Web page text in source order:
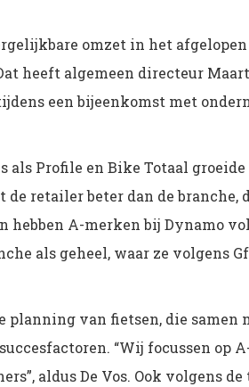
omzet in het
heeft algemeen directeur
een bijeenkomst met
Profile en Bike Totaal
de retailer beter dan de branche,
hebben A-merken bij Dynamo
als geheel, waar ze volgens
planning van fietsen, die samen
“Wij focussen op
aldus De Vos. Ook volgens